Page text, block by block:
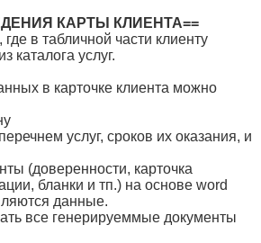
КАРТЫ КЛИЕНТА==
в табличной части клиенту
каталога услуг.
в карточке клиента можно
услуг, сроков их оказания, и
(доверенности, карточка
бланки и тп.) на основе word
данные.
все генерируеммые документы